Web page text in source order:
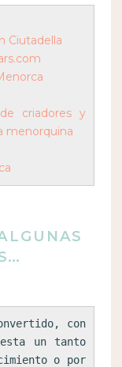
Ciutadella
criadores y
menorquina
con
un tanto
o por